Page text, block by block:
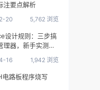
注要点解析
20 5,762 浏览
设计规则：三步搞
理器，新手实测避
16 1,942 浏览
电路板程序烧写